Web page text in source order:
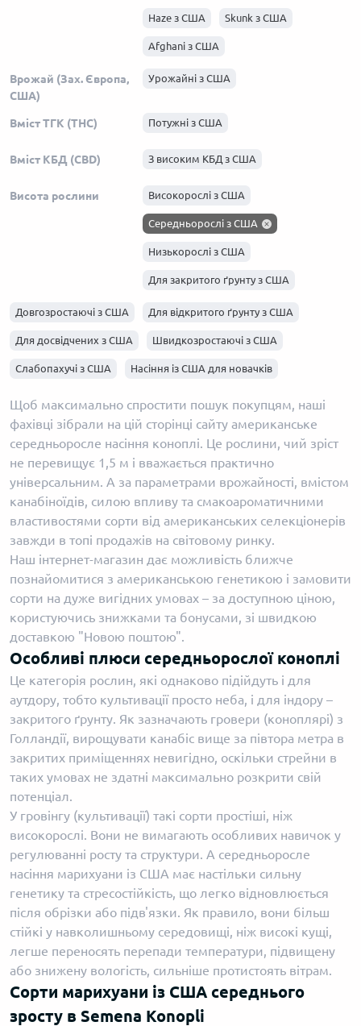
Haze з США Skunk з США
Afghani з США
Врожай (Зах. Європа,
США)
Урожайні з США
Вміст ТГК (THC) Потужні з США
Вміст КБД (CBD) З високим КБД з США
Висота рослини Високорослі з США
Середньорослі з США
Низькорослі з США
Для закритого ґрунту з США
Довгозростаючі з США Для відкритого ґрунту з США
Для досвідчених з США Швидкозростаючі з США
Слабопахучі з США Насіння із США для новачків
Щоб максимально спростити пошук покупцям, наші
фахівці зібрали на цій сторінці сайту американське
середньоросле насіння коноплі. Це рослини, чий зріст
не перевищує 1,5 м і вважається практично
універсальним. А за параметрами врожайності, вмістом
канабіноїдів, силою впливу та смакоароматичними
властивостями сорти від американських селекціонерів
завжди в топі продажів на світовому ринку.
Наш інтернет-магазин дає можливість ближче
познайомитися з американською генетикою і замовити
сорти на дуже вигідних умовах – за доступною ціною,
користуючись знижками та бонусами, зі швидкою
доставкою "Новою поштою".
Особливі плюси середньорослої коноплі
Це категорія рослин, які однаково підійдуть і для
аутдору, тобто культивації просто неба, і для індору –
закритого ґрунту. Як зазначають гровери (коноплярі) з
Голландії, вирощувати канабіс вище за півтора метра в
закритих приміщеннях невигідно, оскільки стрейни в
таких умовах не здатні максимально розкрити свій
потенціал.
У гровінгу (культивації) такі сорти простіші, ніж
високорослі. Вони не вимагають особливих навичок у
регулюванні росту та структури. А середньоросле
насіння марихуани із США має настільки сильну
генетику та стресостійкість, що легко відновлюється
після обрізки або підв'язки. Як правило, вони більш
стійкі у навколишньому середовищі, ніж високі кущі,
легше переносять перепади температури, підвищену
або знижену вологість, сильніше протистоять вітрам.
Сорти марихуани із США середнього
зросту в Semena Konopli